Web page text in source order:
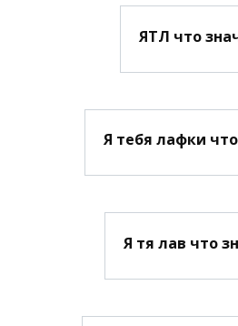
ЯТЛ что
Я тебя лафки
Я тя лав что